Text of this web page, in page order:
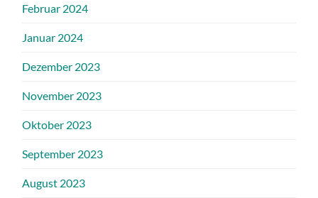
Februar 2024
Januar 2024
Dezember 2023
November 2023
Oktober 2023
September 2023
August 2023